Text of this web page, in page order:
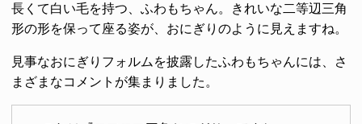
長くて白い毛を持つ、ふわもちゃん。きれいな二等辺三角
形の形を保って座る姿が、おにぎりのように見えますね。
見事なおにぎりフォルムを披露したふわもちゃんには、さ
まざまなコメントが集まりました。